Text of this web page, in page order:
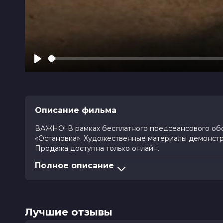
Play
Описание фильма
ВАЖНО! В рамках бесплатного предсеансового
«Остановка». Художественные материалы
Продажа доступна только онлайн.
Забота о шестилетней Лило Пелекаи легла на
генетических экспериментов, который
почти полной неуязвимостью.
Полное описание
Лучшие отзывы